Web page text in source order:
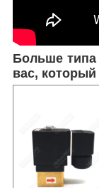
Больше
вас,